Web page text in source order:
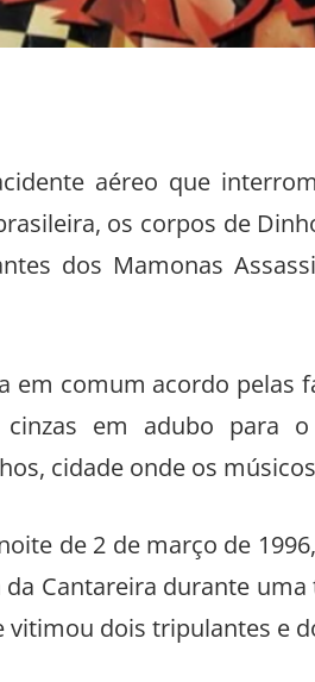
aéreo que
os corpos de
dos Mamonas
em comum acordo pelas
cinzas em adubo para
cidade onde os
de 2 de março de
da Cantareira durante
vitimou dois tripulantes e